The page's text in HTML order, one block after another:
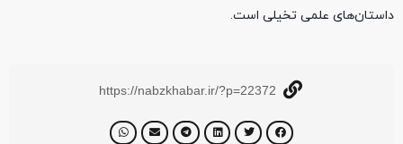
داستان‌های علمی تخیلی است.
https://nabzkhabar.ir/?p=22372